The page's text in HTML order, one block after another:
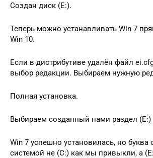
Создан диск (E:).
Теперь можно устанавливать Win 7
Win 10.
Если в дистрибутиве удалён файл
выбор редакции. Выбираем нужную
Полная установка.
Выбираем созданный нами раздел
Win 7 успешно установилась, но буква
системой не (C:) как мы привыкли, а